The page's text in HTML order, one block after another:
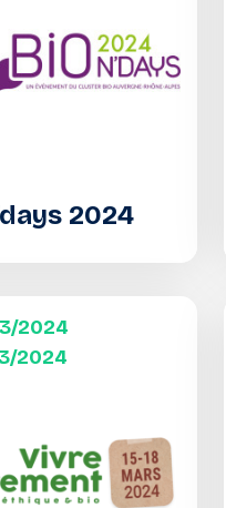
2024
2024
2024